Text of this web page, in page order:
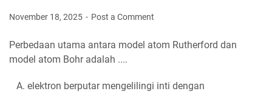
November 18, 2025 Post a Comment
Perbedaan utama antara model atom Rutherford dan
model atom Bohr adalah ....
A. elektron berputar mengelilingi inti dengan